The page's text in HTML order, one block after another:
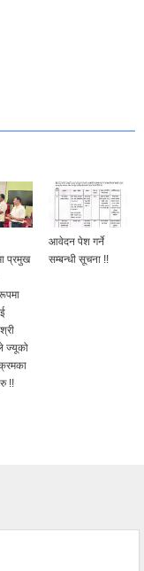
प्रमुख
ज्यूको
!!
आवेदन पेश गर्ने
सम्बन्धी सूचना !!